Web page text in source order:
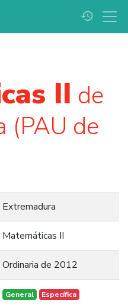
history
II de
(PAU de
Extremadura
Matemáticas II
Ordinaria de 2012
General Específica